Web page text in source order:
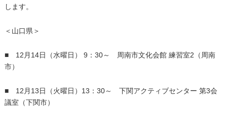
します。
＜山口県＞
■ 12月14日（水曜日） 9：30～ 周南市文化会館 練習室2（周南
市）
■ 12月13日（火曜日）13：30～ 下関アクティブセンター 第3会
議室（下関市）